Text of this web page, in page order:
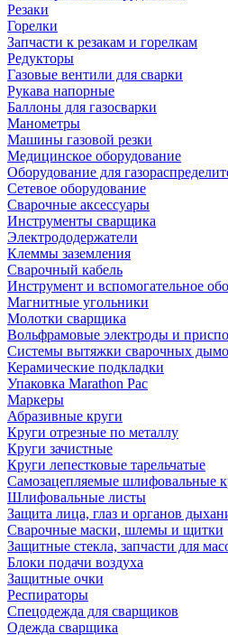
Резаки
Горелки
Запчасти к резакам и горелкам
Редукторы
Газовые вентили для сварки
Рукава напорные
Баллоны для газосварки
Манометры
Машины газовой резки
Медицинское оборудование
Оборудование для
Сетевое оборудование
Сварочные аксессуары
Инструменты сварщика
Электрододержатели
Клеммы заземления
Сварочный кабель
Инструмент и вспомогательное
Магнитные угольники
Молотки сварщика
Вольфрамовые электроды и
Системы вытяжки сварочных
Керамические подкладки
Упаковка Marathon Pac
Маркеры
Абразивные круги
Круги отрезные по металлу
Круги зачистные
Круги лепестковые тарельчатые
Самозацепляемые шлифовальные
Шлифовальные листы
Защита лица, глаз и органов
Сварочные маски, шлемы и щитки
Защитные стекла, запчасти для
Блоки подачи воздуха
Защитные очки
Респираторы
Спецодежда для сварщиков
Одежда сварщика